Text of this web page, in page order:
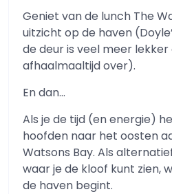
Geniet van de lunch The
uitzicht op de haven
de deur is veel meer
afhaalmaaltijd over).
En dan…
Als je de tijd (en energie)
hoofden naar het oosten
Watsons Bay. Als
waar je de kloof kunt zien,
de haven begint.